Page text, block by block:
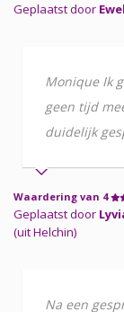
Geplaatst door
Monique Ik
geen tijd
duidelijk
Waardering van 4
Geplaatst door
(uit Helchin)
Na een